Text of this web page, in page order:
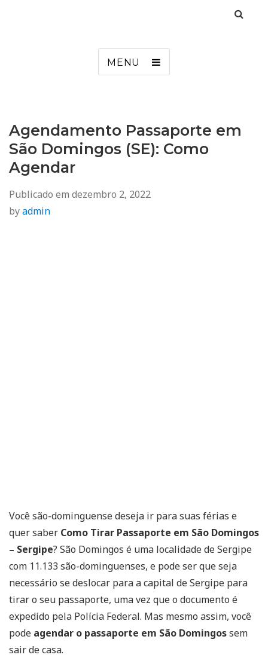
MENU
Agendamento Passaporte em
São Domingos (SE): Como
Agendar
Publicado em dezembro 2, 2022
byadmin
Você são-dominguense deseja ir para suas férias e
quer saber Como Tirar Passaporte em São Domingos
– Sergipe? São Domingos é uma localidade de Sergipe
com 11.133 são-dominguenses, e pode ser que seja
necessário se deslocar para a capital de Sergipe para
tirar o seu passaporte, uma vez que o documento é
expedido pela Polícia Federal. Mas mesmo assim, você
pode agendar o passaporte em São Domingossem
sair de casa.